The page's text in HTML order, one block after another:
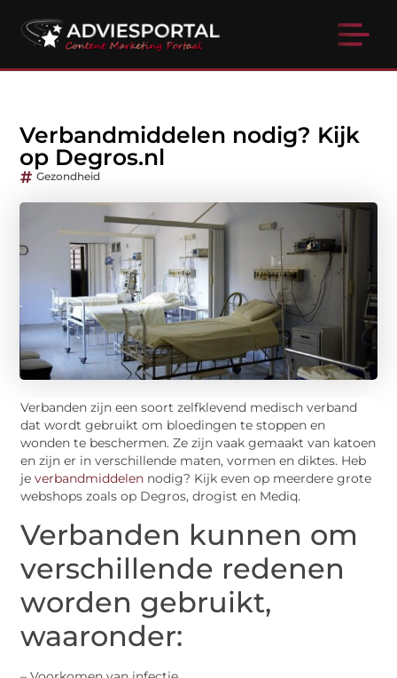
Verbandmiddelen nodig? Kijk
op Degros.nl
Gezondheid
Verbanden zijn een soort zelfklevend medisch verband
dat wordt gebruikt om bloedingen te stoppen en
wonden te beschermen. Ze zijn vaak gemaakt van katoen
en zijn er in verschillende maten, vormen en diktes. Heb
jeverbandmiddelen nodig? Kijk even op meerdere grote
webshops zoals op Degros, drogist en Mediq.
Verbanden kunnen om
verschillende redenen
worden gebruikt,
waaronder: